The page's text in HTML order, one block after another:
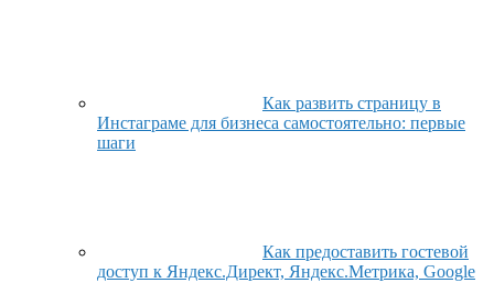
Как развить страницу в
Инстаграме для бизнеса самостоятельно: первые
шаги
Как предоставить гостевой
доступ к Яндекс.Директ, Яндекс.Метрика, Google